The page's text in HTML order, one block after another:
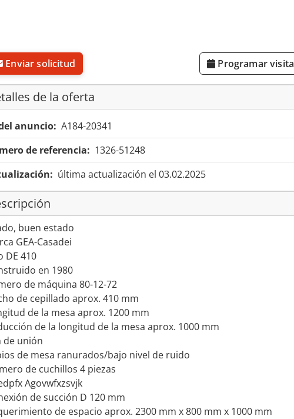
Enviar solicitud Programar visita
de la oferta
anuncio: A184-20341
de referencia: 1326-51248
última actualización el 03.02.2025
buen estado
GEA-Casadei
DE 410
en 1980
de máquina 80-12-72
de cepillado aprox. 410 mm
de la mesa aprox. 1200 mm
de la longitud de la mesa aprox. 1000 mm
de unión
de mesa ranurados/bajo nivel de ruido
de cuchillos 4 piezas
Agovwfxzsvjk
de succión D 120 mm
de espacio aprox. 2300 mm x 800 mm x 1000 mm